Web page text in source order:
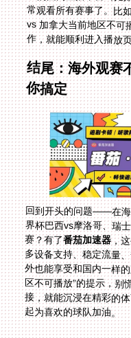
作，就能顺利进入播放
结尾：海外观赛
你搞定
回到开头的问题——在海
界杯巴西vs摩洛哥、瑞
赛？有了番茄加速器，
多设
外也
区不可播放”的提示，别
起为喜欢的球队加油。